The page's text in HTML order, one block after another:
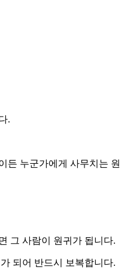
.
든 누군가에게 사무치는 원
그 사람이 원귀가 됩니다.
되어 반드시 보복합니다.